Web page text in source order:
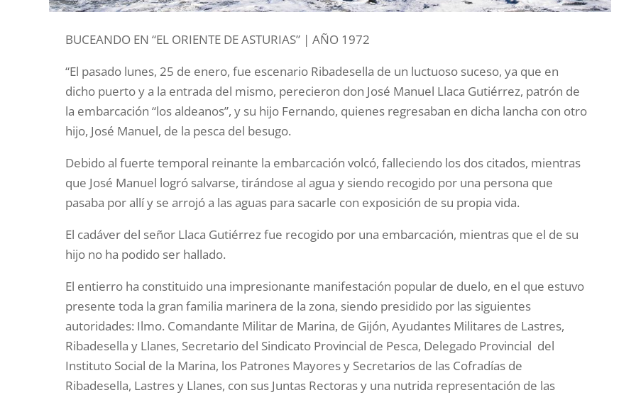
BUCEANDO EN “EL ORIENTE DE ASTURIAS” |AÑO 1972
“El pasado lunes, 25 de enero, fue escenario Ribadesella de un luctuoso suceso, ya que en
dicho puerto y a la entrada del mismo, perecieron don José Manuel Llaca Gutiérrez, patrón de
la embarcación “los aldeanos”, y su hijo Fernando, quienes regresaban en dicha lancha con otro
hijo, José Manuel, de la pesca del besugo.
Debido al fuerte temporal reinante la embarcación volcó, falleciendo los dos citados, mientras
que José Manuel logró salvarse, tirándose al agua y siendo recogido por una persona que
pasaba por allí y se arrojó a las aguas para sacarle con exposición de su propia vida.
El cadáver del señor Llaca Gutiérrez fue recogido por una embarcación, mientras que el de su
hijo no ha podido ser hallado.
El entierro ha constituido una impresionante manifestación popular de duelo, en el que estuvo
presente toda la gran familia marinera de la zona, siendo presidido por las siguientes
autoridades: Ilmo. Comandante Militar de Marina, de Gijón, Ayudantes Militares de Lastres,
Ribadesella y Llanes, Secretario del Sindicato Provincial de Pesca, Delegado Provincial del
Instituto Social de la Marina, los Patrones Mayores y Secretarios de las Cofradías de
Ribadesella, Lastres y Llanes, con sus Juntas Rectoras y una nutrida representación de las